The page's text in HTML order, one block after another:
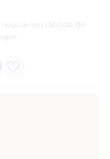
avons décidé de